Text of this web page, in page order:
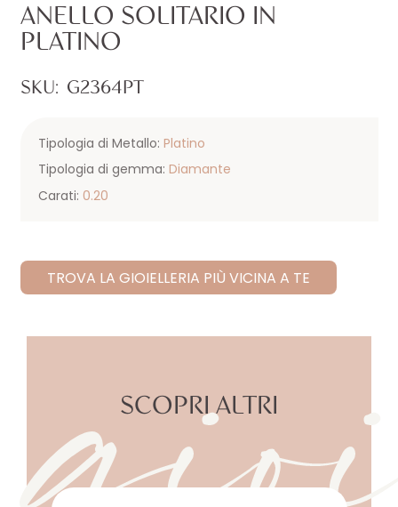
ANELLO SOLITARIO IN
PLATINO
SKU: G2364PT
Tipologia di Metallo: Platino
Tipologia di gemma: Diamante
Carati: 0.20
TROVA LA GIOIELLERIA PIÙ VICINA A TE
SCOPRI ALTRI